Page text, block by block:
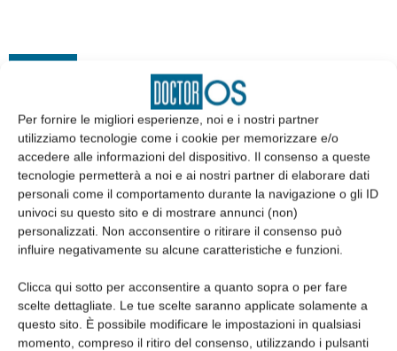
Per fornire le migliori esperienze, noi e i nostri partner
utilizziamo tecnologie come i cookie per memorizzare e/o
accedere alle informazioni del dispositivo. Il consenso a queste
tecnologie permetterà a noi e ai nostri partner di elaborare dati
personali come il comportamento durante la navigazione o gli ID
univoci su questo sito e di mostrare annunci (non)
personalizzati. Non acconsentire o ritirare il consenso può
influire negativamente su alcune caratteristiche e funzioni.
Clicca qui sotto per acconsentire a quanto sopra o per fare
scelte dettagliate. Le tue scelte saranno applicate solamente a
questo sito. È possibile modificare le impostazioni in qualsiasi
momento, compreso il ritiro del consenso, utilizzando i pulsanti
EDICOLA
Edicola web